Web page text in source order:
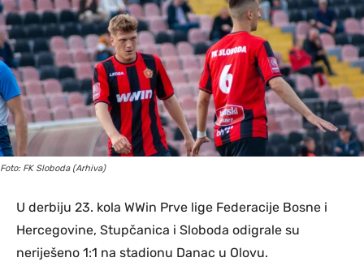
Foto: FK Sloboda (Arhiva)
U derbiju 23. kola WWin Prve lige Federacije Bosne i
Hercegovine, Stupčanica i Sloboda odigrale su
neriješeno 1:1 na stadionu Danac u Olovu.